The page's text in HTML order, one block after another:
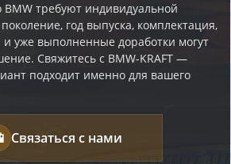
требуют индивидуальной
год выпуска, комплектация,
и уже выполненные доработки могут
Свяжитесь с BMW-KRAFT —
подходит именно для вашего
Связаться с нами